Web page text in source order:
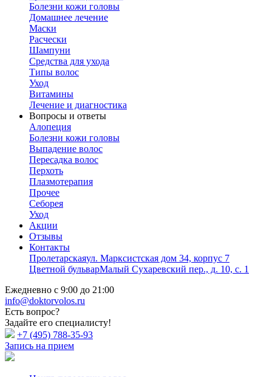
Болезни кожи головы
Домашнее лечение
Маски
Расчески
Шампуни
Средства для ухода
Типы волос
Уход
Витамины
Лечение и диагностика
Вопросы и ответы
Алопеция
Болезни кожи головы
Выпадение волос
Пересадка волос
Перхоть
Плазмотерапия
Прочее
Себорея
Уход
Акции
Отзывы
Контакты
Пролетарскаяул. Марксистская дом 34, корпус 7
Цветной бульварМалый Сухаревский пер., д. 10, с. 1
Ежедневно с 9:00 до 21:00
info@doktorvolos.ru
Есть вопрос?
Задайте его специалисту!
+7 (495) 788-35-93
Запись на прием